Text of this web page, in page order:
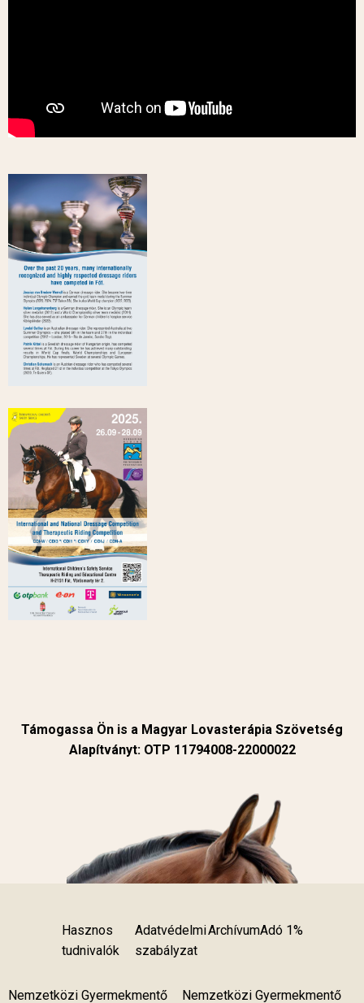
Támogassa Ön is a Magyar Lovasterápia Szövetség
Alapítványt: OTP 11794008-22000022
Hasznos
tudnivalók
Adatvédelmi
szabályzat
ArchívumAdó 1%
Nemzetközi Gyermekmentő Nemzetközi Gyermekmentő